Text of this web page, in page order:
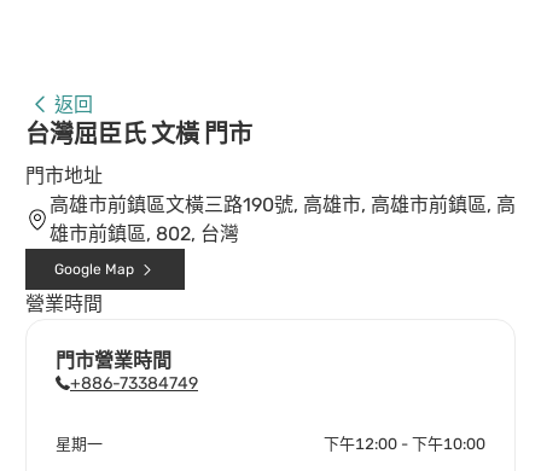
返回
台灣屈臣氏 文橫 門市
門市地址
高雄市前鎮區文橫三路190號, 高雄市, 高雄市前鎮區, 高
雄市前鎮區, 802, 台灣
Google Map
營業時間
門市營業時間
+886-73384749
星期一 下午12:00 - 下午10:00